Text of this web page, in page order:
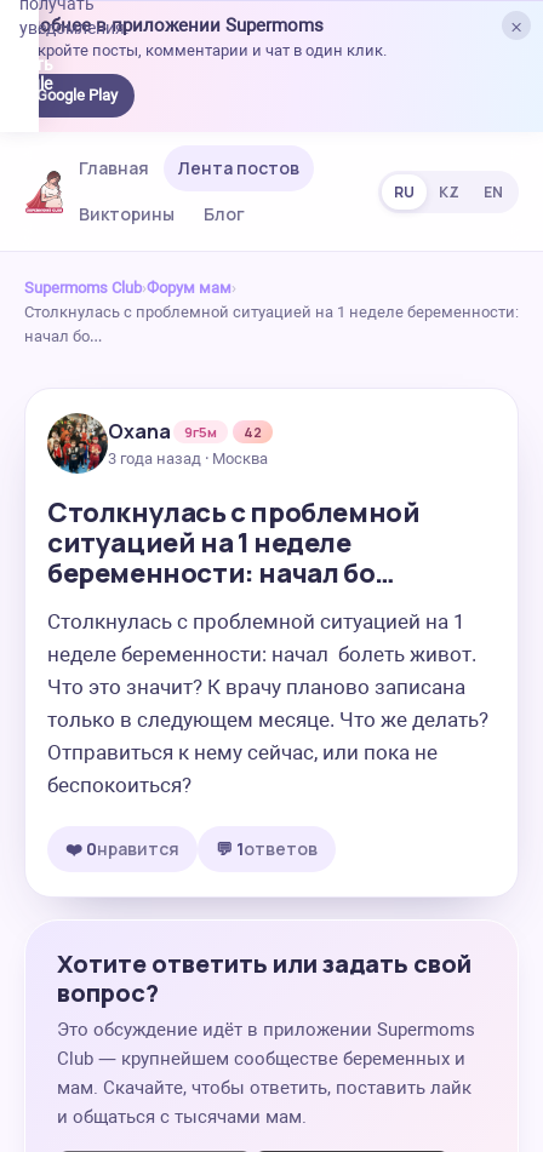
×
Удобнее в приложении Supermoms
Откройте посты, комментарии и чат в один клик.
Google Play
уведомления.
Главная
Лента постов
Викторины
Блог
RU KZ EN
Supermoms Club›Форум мам›
Столкнулась с проблемной ситуацией на 1 неделе беременности:
начал бо…
Oxana 9г5м
42
3 года назад · Москва
Столкнулась с проблемной
ситуацией на 1 неделе
беременности: начал бо…
Столкнулась с проблемной ситуацией на 1
неделе беременности: начал  болеть живот.
Что это значит? К врачу планово записана
только в следующем месяце. Что же делать?
Отправиться к нему сейчас, или пока не
беспокоиться?
❤️ 0нравится 💬 1ответов
Хотите ответить или задать свой
вопрос?
Это обсуждение идёт в приложении Supermoms
Club — крупнейшем сообществе беременных и
мам. Скачайте, чтобы ответить, поставить лайк
и общаться с тысячами мам.